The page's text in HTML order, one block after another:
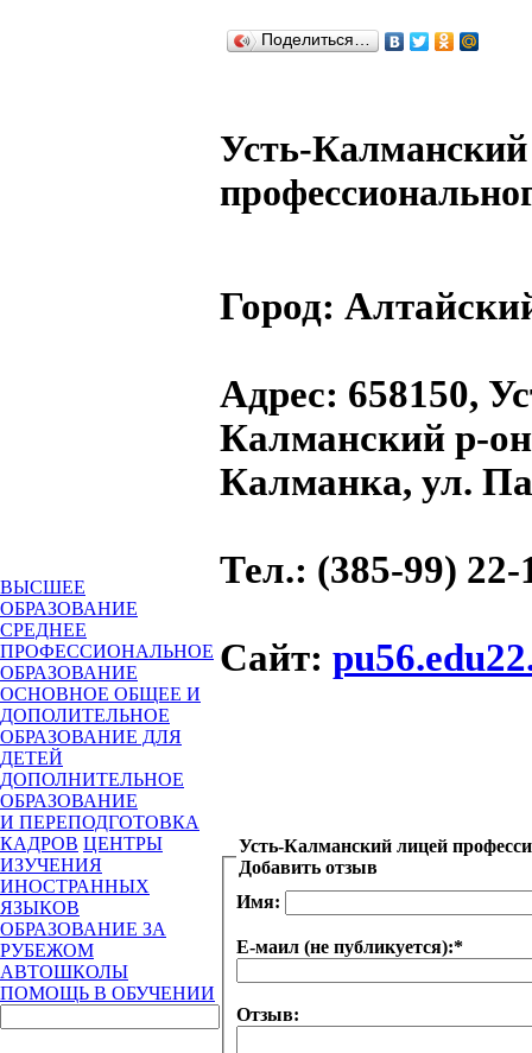
ВЫСШЕЕ
ОБРАЗОВАНИЕ
СРЕДНЕЕ
ПРОФЕССИОНАЛЬНОЕ
ОБРАЗОВАНИЕ
ОСНОВНОЕ ОБЩЕЕ И
ДОПОЛИТЕЛЬНОЕ
ОБРАЗОВАНИЕ ДЛЯ
ДЕТЕЙ
ДОПОЛНИТЕЛЬНОЕ
ОБРАЗОВАНИЕ
И ПЕРЕПОДГОТОВКА
КАДРОВ ЦЕНТРЫ
ИЗУЧЕНИЯ
ИНОСТРАННЫХ
ЯЗЫКОВ
ОБРАЗОВАНИЕ ЗА
РУБЕЖОМ
АВТОШКОЛЫ
ПОМОЩЬ В ОБУЧЕНИИ
Поделиться…
Усть-
Город:
Адрес: 658150,
Калманский р-
Калманка, ул.
Тел.: (385-99) 22-
Сайт:
Усть-Калманский лицей
Добавить отзыв
Имя:
Е-маил (не публикуется):*
Отзыв: